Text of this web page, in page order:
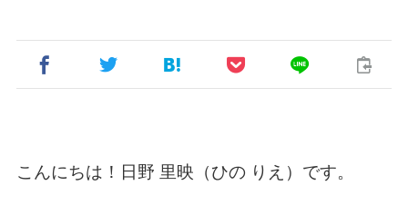
こんにちは！日野 里映（ひの りえ）です。